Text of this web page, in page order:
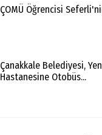
ÇOMÜ Öğrencisi
Çanakkale Belediyesi,
Hastanesine Otobüs...